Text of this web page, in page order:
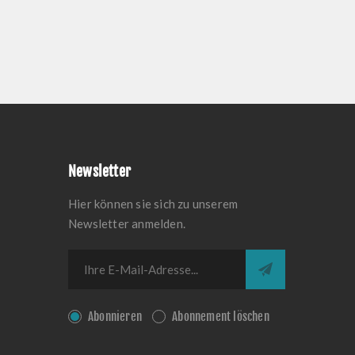
Newsletter
Hier können sie sich zu unserem
Newsletter anmelden.
Abonnieren Abonnement löschen